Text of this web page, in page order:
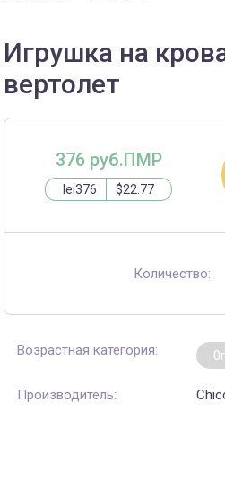
Игрушка на
вертолет
376 руб.ПМР
lei376 $22.77
Количество:
Возрастная категория:
Производитель: